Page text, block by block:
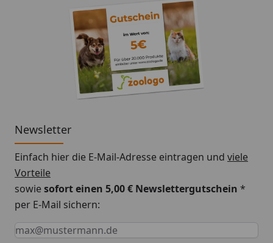
Newsletter
Einfach hier die E-Mail-Adresse eintragen und viele
Vorteile
sowiesofort einen 5,00 € Newslettergutschein *
per E-Mail sichern:
Keine Eingabe erforderlich
Eingabe erforderlich
E-Mail *